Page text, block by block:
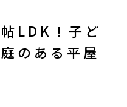
LDK！子ど
のある平屋